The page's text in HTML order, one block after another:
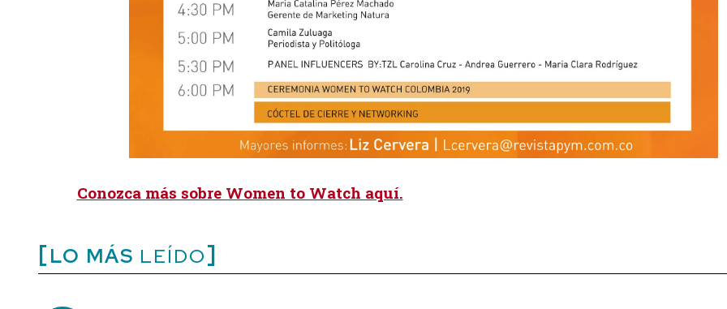
Conozca más sobre Women to Watch aquí.
LO MÁS LEÍDO